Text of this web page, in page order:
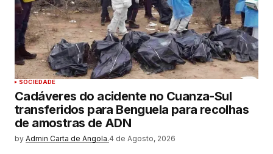
SOCIEDADE
Cadáveres do acidente no Cuanza-Sul
transferidos para Benguela para recolhas
de amostras de ADN
by Admin Carta de Angola.4 de Agosto, 2026